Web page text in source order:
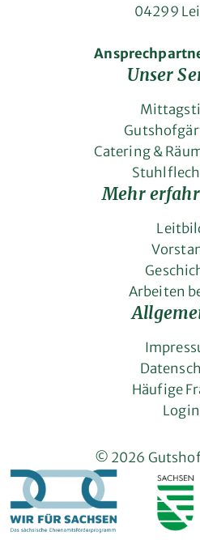
04299
Unser
Catering &
Mehr
Arbeiten
Häufige
Login
© 2026